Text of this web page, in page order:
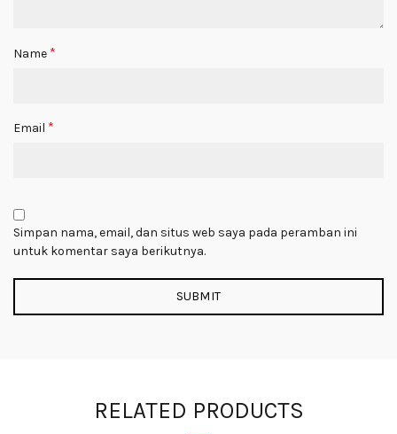
Name *
Email *
Simpan nama, email, dan situs web saya pada peramban ini
untuk komentar saya berikutnya.
RELATED PRODUCTS